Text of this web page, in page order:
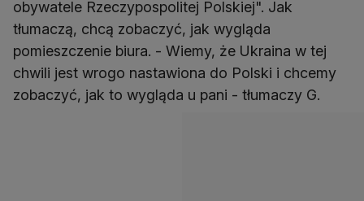
obywatele Rzeczypospolitej Polskiej". Jak
tłumaczą, chcą zobaczyć, jak wygląda
pomieszczenie biura. - Wiemy, że Ukraina w tej
chwili jest wrogo nastawiona do Polski i chcemy
zobaczyć, jak to wygląda u pani - tłumaczy G.